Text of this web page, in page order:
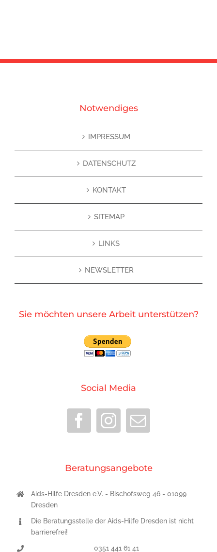
Notwendiges
IMPRESSUM
DATENSCHUTZ
KONTAKT
SITEMAP
LINKS
NEWSLETTER
Sie möchten unsere Arbeit unterstützen?
Social Media
Beratungsangebote
Aids-Hilfe Dresden e.V. - Bischofsweg 46 - 01099
Dresden
Die Beratungsstelle der Aids-Hilfe Dresden ist nicht
barrierefrei!
0351 441 61 41